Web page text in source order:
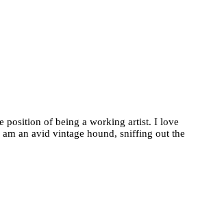
position of being a working artist. I love
an avid vintage hound, sniffing out the